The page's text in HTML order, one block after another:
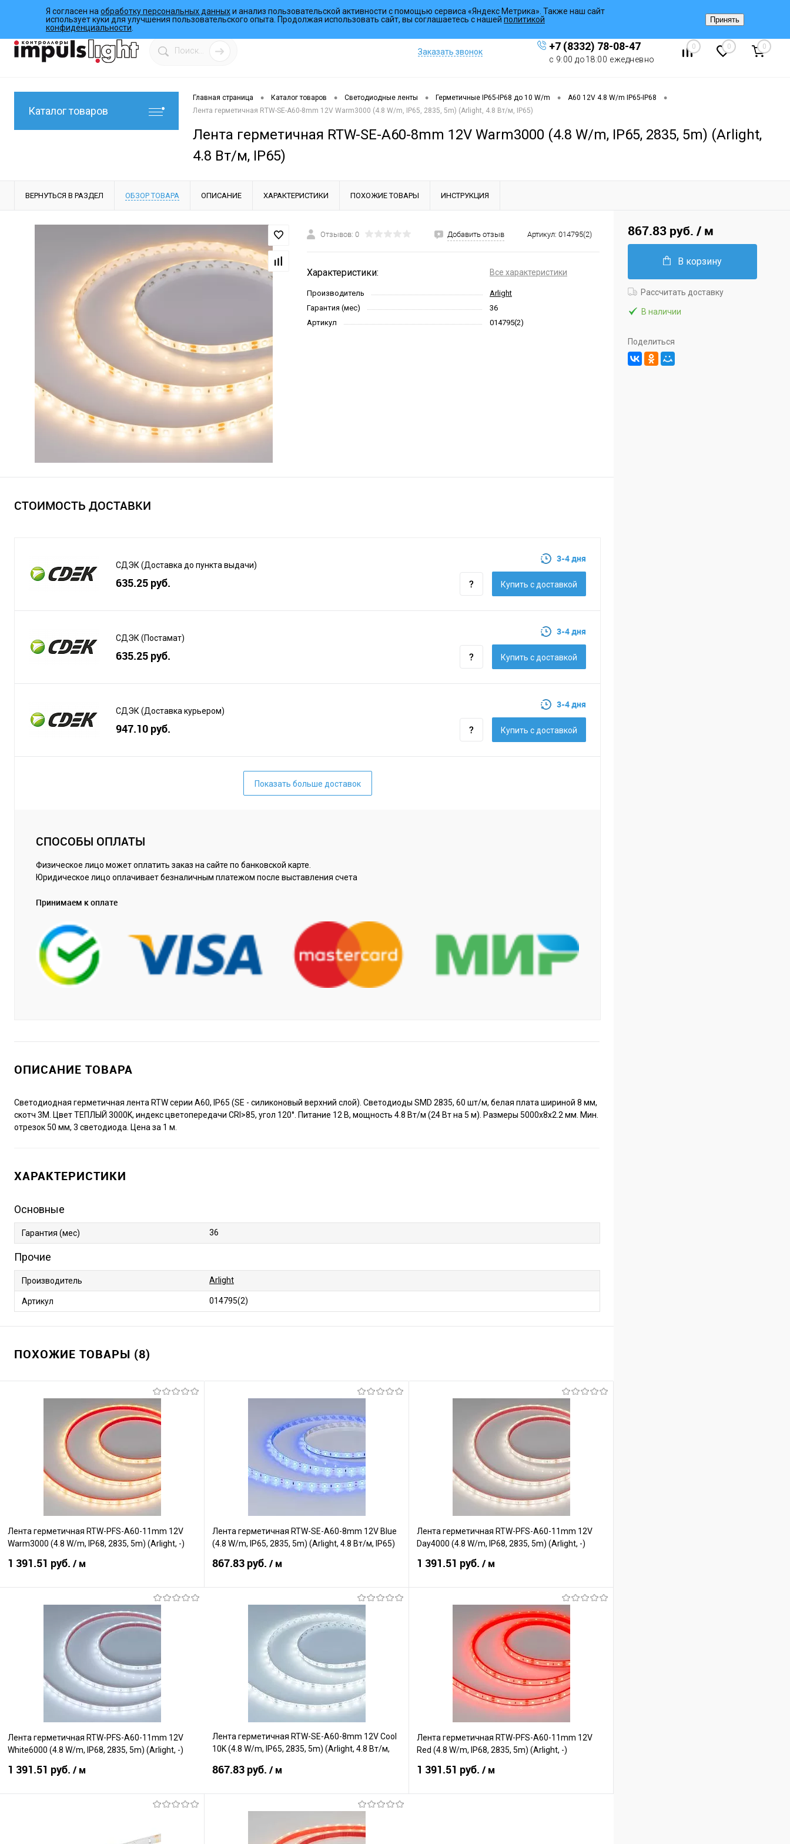
О компании Инструкции Работы Программы Коллекции Регистрация
Заказать звонок +7 (8332) 78-08-47
с 9:00 до18:00 ежедневно
0 0 0
Каталог товаров
Главная страница • Каталог товаров • Светодиодные ленты • Герметичные IP65-IP68 до 10 W/m • A60 12V 4.8 W/m IP65-IP68 •
Лента герметичная RTW-SE-A60-8mm 12V Warm3000 (4.8 W/m, IP65, 2835, 5m) (Arlight, 4.8 Вт/м, IP65)
Лента герметичная RTW-SE-A60-8mm 12V Warm3000 (4.8 W/m, IP65, 2835, 5m) (Arlight,
4.8 Вт/м, IP65)
ВЕРНУТЬСЯ В РАЗДЕЛ ОБЗОР ТОВАРА ОПИСАНИЕ ХАРАКТЕРИСТИКИ ПОХОЖИЕ ТОВАРЫ ИНСТРУКЦИЯ
Отзывов: 0 Добавить отзыв Артикул: 014795(2)
Характеристики: Все характеристики
Производитель
Arlight
Гарантия (мес)
36
Артикул
014795(2)
СТОИМОСТЬ ДОСТАВКИ
СДЭК (Доставка до пункта выдачи)
635.25 руб.
3-4 дня
Купить c доставкой
СДЭК (Постамат)
635.25 руб.
3-4 дня
Купить c доставкой
СДЭК (Доставка курьером)
947.10 руб.
3-4 дня
Купить c доставкой
Показать больше доставок
СПОСОБЫ ОПЛАТЫ
Физическое лицо может оплатить заказ на сайте по банковской карте.
Юридическое лицо оплачивает безналичным платежом после выставления счета
Принимаем к оплате
ОПИСАНИЕ ТОВАРА
Светодиодная герметичная лента RTW серии A60, IP65 (SE - силиконовый верхний слой). Светодиоды SMD 2835, 60 шт/м, белая плата шириной 8 мм,
скотч 3M. Цвет ТЕПЛЫЙ 3000K, индекс цветопередачи CRI>85, угол 120°. Питание 12 В, мощность 4.8 Вт/м (24 Вт на 5 м). Размеры 5000x8x2.2 мм. Мин.
отрезок 50 мм, 3 светодиода. Цена за 1 м.
ХАРАКТЕРИСТИКИ
Основные
Гарантия (мес) 36
Прочие
Производитель Arlight
Артикул 014795(2)
ПОХОЖИЕ ТОВАРЫ (8)
Лента герметичная RTW-PFS-A60-11mm 12V
Warm3000 (4.8 W/m, IP68, 2835, 5m) (Arlight, -)
1 391.51 руб. / м
В корзину
В наличии
Лента герметичная RTW-SE-A60-8mm 12V Blue
(4.8 W/m, IP65, 2835, 5m) (Arlight, 4.8 Вт/м, IP65)
867.83 руб. / м
В корзину
В наличии
Лента герметичная RTW-PFS-A60-11mm 12V
Day4000 (4.8 W/m, IP68, 2835, 5m) (Arlight, -)
1 391.51 руб. / м
В корзину
В избранное
В наличии
Лента герметичная RTW-PFS-A60-11mm 12V
White6000 (4.8 W/m, IP68, 2835, 5m) (Arlight, -)
1 391.51 руб. / м
Лента герметичная RTW-SE-A60-8mm 12V Cool
10K (4.8 W/m, IP65, 2835, 5m) (Arlight, 4.8 Вт/м,
867.83 руб. / м
Лента герметичная RTW-PFS-A60-11mm 12V
Red (4.8 W/m, IP68, 2835, 5m) (Arlight, -)
1 391.51 руб. / м
867.83 руб. / м
В корзину
Рассчитать доставку
В наличии
Поделиться
Я согласен на обработку персональных данныхи анализ пользовательской активности с помощью сервиса «Яндекс Метрика». Также наш сайт
использует куки для улучшения пользовательского опыта. Продолжая использовать сайт, вы соглашаетесь с нашей политикой
конфиденциальности
Принять